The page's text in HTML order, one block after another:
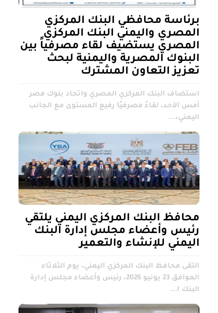
برئاسة محافظي البنك المركزي
المصري واليمني البنك المركزي
المصري يستضيف لقاء مصرفياً بين
البنوك المصرية واليمنية لبحث
تعزيز التعاون المشترك
استضاف البنك المركزي المصري واتحاد بنوك مصر
أمس الأحد، لقاءً مصرفيًا رفيع المستوى مع الجانب
اليمني،...
محافظ البنك المركزي اليمني يلتقي
رئيس وأعضاء مجلس إدارة البنك
اليمني للإنشاء والتعمير
التقى محافظ البنك المركزي اليمني، يوم الثلاثاء
الموافق 23 يونيو 2026، رئيس وأعضاء مجلس إدارة
البنك ا...